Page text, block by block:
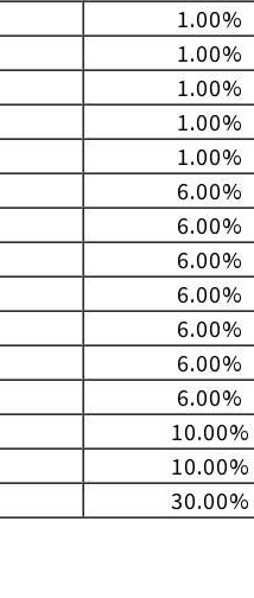
1.00%
1.00%
1.00%
1.00%
1.00%
6.00%
6.00%
6.00%
6.00%
6.00%
6.00%
6.00%
10.00%
10.00%
30.00%